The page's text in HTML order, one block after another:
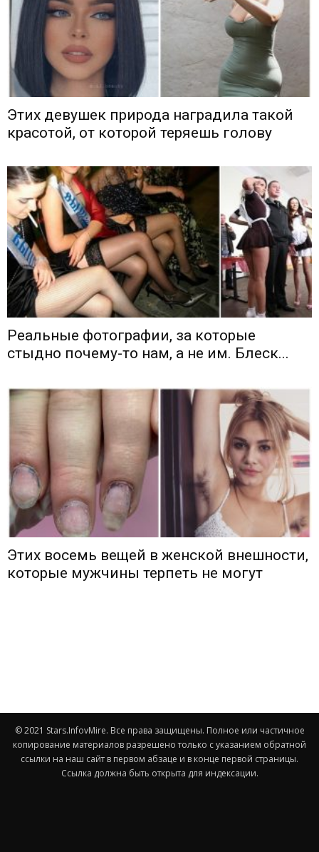
Этих девушек природа наградила такой
красотой, от которой теряешь голову
Реальные фотографии, за которые
стыдно почему-то нам, а не им. Блеск...
Этих восемь вещей в женской внешности,
которые мужчины терпеть не могут
© 2021 Stars.InfovMire. Все права защищены. Полное или частичное
копирование материалов разрешено только с указанием обратной
ссылки на наш сайт в первом абзаце и в конце первой страницы.
Ссылка должна быть открыта для индексации.